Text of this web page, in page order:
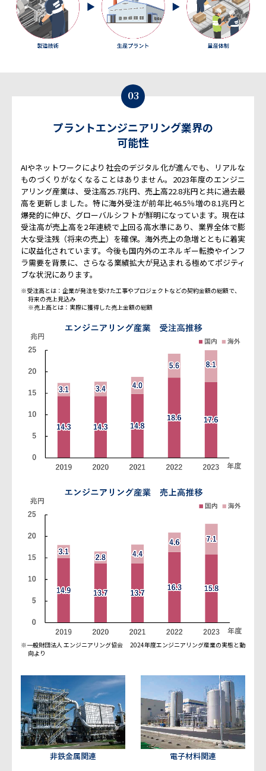
03
プラントエンジニアリング業界の
可能性
AIやネットワークにより社会のデジタル化が進んでも、リアルな
ものづくりがなくなることはありません。2023年度のエンジニ
アリング産業は、受注高25.7兆円、売上高22.8兆円と共に過去最
高を更新しました。特に海外受注が前年比46.5％増の8.1兆円と
爆発的に伸び、グローバルシフトが鮮明になっています。現在は
受注高が売上高を2年連続で上回る高水準にあり、業界全体で膨
大な受注残（将来の売上）を確保。海外売上の急増とともに着実
に収益化されています。今後も国内外のエネルギー転換やインフ
ラ需要を背景に、さらなる業績拡大が見込まれる極めてポジティ
ブな状況にあります。
※受注高とは：企業が発注を受けた工事やプロジェクトなどの契約金額の総額で、
将来の売上見込み
※売上高とは：実際に獲得した売上金額の総額
※一般財団法人 エンジニアリング協会 2024年度エンジニアリング産業の実態と動
向より
非鉄金属関連 電子材料関連